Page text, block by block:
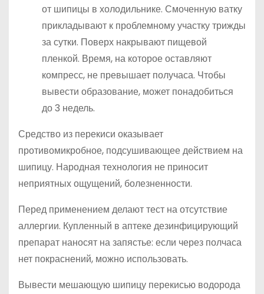
от шипицы в холодильнике. Смоченную ватку
прикладывают к проблемному участку трижды
за сутки. Поверх накрывают пищевой
пленкой. Время, на которое оставляют
компресс, не превышает получаса. Чтобы
вывести образование, может понадобиться
до 3 недель.
Средство из перекиси оказывает
противомикробное, подсушивающее действием на
шипицу. Народная технология не приносит
неприятных ощущений, болезненности.
Перед применением делают тест на отсутствие
аллергии. Купленный в аптеке дезинфицирующий
препарат наносят на запястье: если через полчаса
нет покраснений, можно использовать.
Вывести мешающую шипицу перекисью водорода